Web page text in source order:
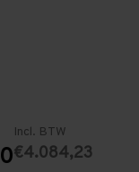
Incl. BTW
€4.084,23